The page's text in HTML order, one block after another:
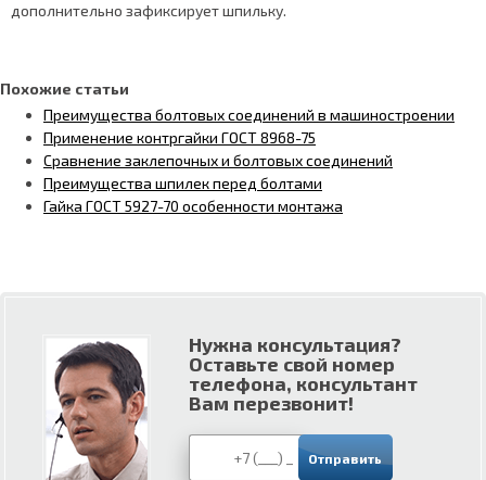
дополнительно зафиксирует шпильку.
Похожие статьи
Преимущества болтовых соединений в машиностроении
Применение контргайки ГОСТ 8968-75
Сравнение заклепочных и болтовых соединений
Преимущества шпилек перед болтами
Гайка ГОСТ 5927-70 особенности монтажа
Нужна консультация?
Оставьте свой номер
телефона, консультант
Вам перезвонит!